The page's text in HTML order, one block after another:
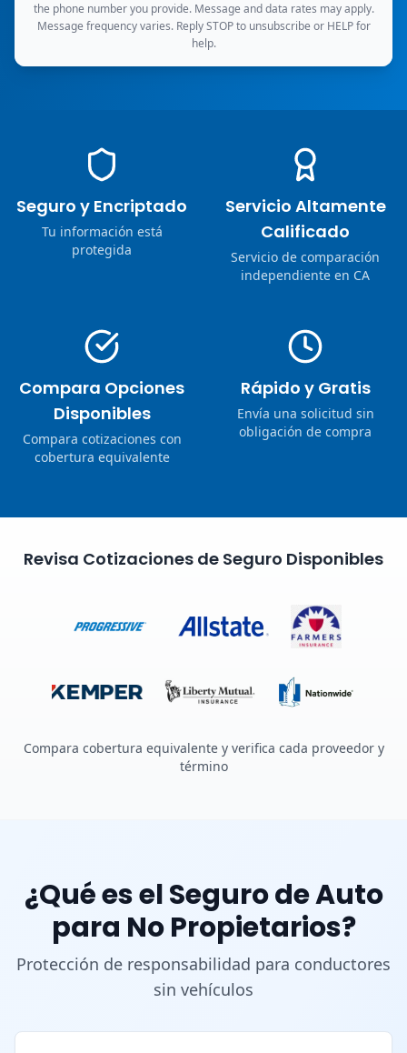
the phone number you provide. Message and data rates may apply.
Message frequency varies. Reply STOP to unsubscribe or HELP for
help.
Seguro y Encriptado
Tu información está
protegida
Servicio Altamente
Calificado
Servicio de comparación
independiente en CA
Compara Opciones
Disponibles
Compara cotizaciones con
cobertura equivalente
Rápido y Gratis
Envía una solicitud sin
obligación de compra
Revisa Cotizaciones de Seguro Disponibles
Compara cobertura equivalente y verifica cada proveedor y
término
¿Qué es el Seguro de Auto
para No Propietarios?
Protección de responsabilidad para conductores
sin vehículos